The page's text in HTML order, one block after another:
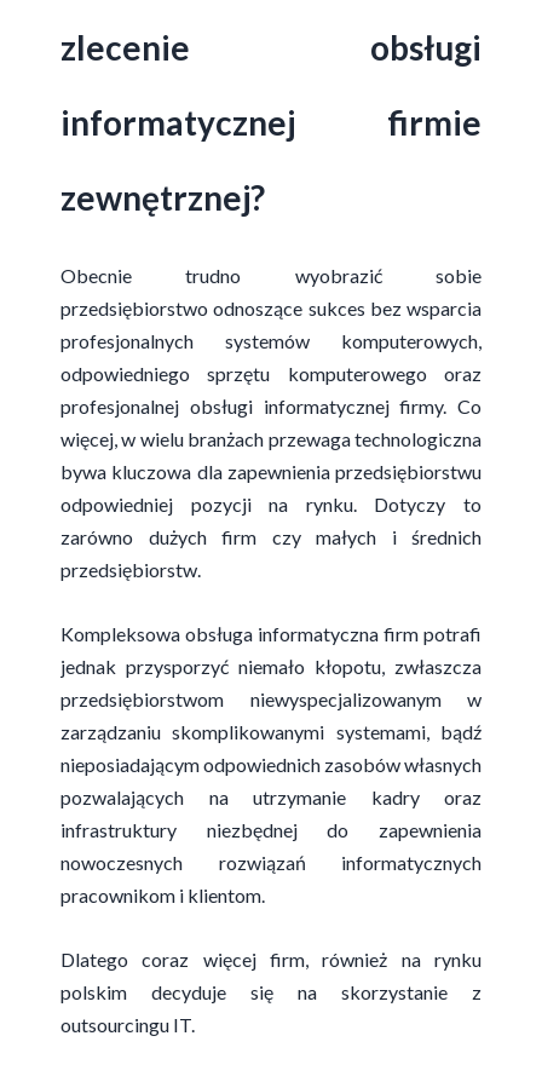
zlecenie obsługi
informatycznej firmie
zewnętrznej?
Obecnie trudno wyobrazić sobie
przedsiębiorstwo odnoszące sukces bez wsparcia
profesjonalnych systemów komputerowych,
odpowiedniego sprzętu komputerowego oraz
profesjonalnej obsługi informatycznej firmy. Co
więcej, w wielu branżach przewaga technologiczna
bywa kluczowa dla zapewnienia przedsiębiorstwu
odpowiedniej pozycji na rynku. Dotyczy to
zarówno dużych firm czy małych i średnich
przedsiębiorstw.
Kompleksowa obsługa informatyczna firm potrafi
jednak przysporzyć niemało kłopotu, zwłaszcza
przedsiębiorstwom niewyspecjalizowanym w
zarządzaniu skomplikowanymi systemami, bądź
nieposiadającym odpowiednich zasobów własnych
pozwalających na utrzymanie kadry oraz
infrastruktury niezbędnej do zapewnienia
nowoczesnych rozwiązań informatycznych
pracownikom i klientom.
Dlatego coraz więcej firm, również na rynku
polskim decyduje się na skorzystanie z
outsourcingu IT.